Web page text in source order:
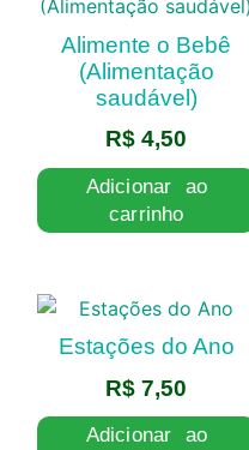
Alimente o Bebê
(Alimentação
saudável)
R$ 4,50
Adicionar ao
carrinho
Estações do Ano
R$ 7,50
Adicionar ao